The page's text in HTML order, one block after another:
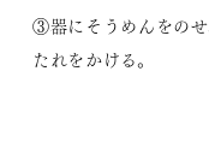
③器にそうめんをのせ
たれをかける。